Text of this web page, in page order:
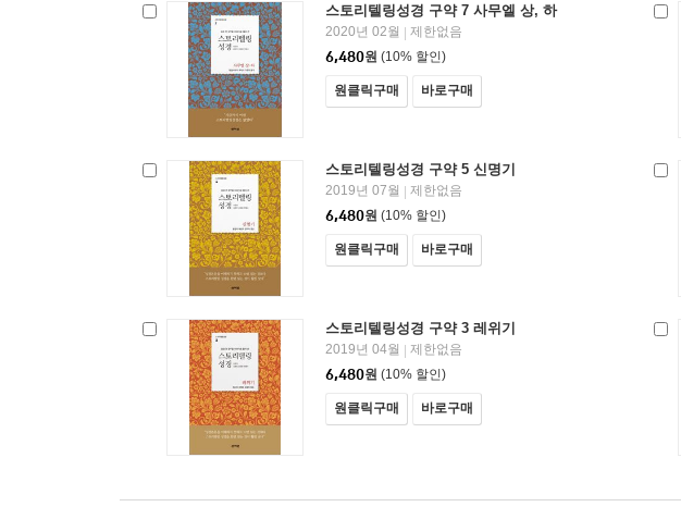
스토리텔링성경 구약 7 사무엘 상, 하
2020년 02월 | 제한없음
6,480원 (10% 할인)
원클릭구매 바로구매
스토리텔링성경 구약 5 신명기
2019년 07월 | 제한없음
6,480원 (10% 할인)
원클릭구매 바로구매
스토리텔링성경 구약 3 레위기
2019년 04월 | 제한없음
6,480원 (10% 할인)
원클릭구매 바로구매